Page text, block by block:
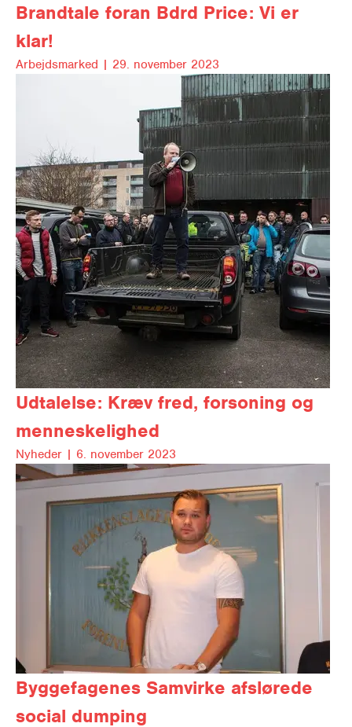
Brandtale foran Bdrd Price: Vi er
klar!
Arbejds­mar­ked | 29. november 2023
Udtalelse: Kræv fred, forsoning og
menneskelighed
Nyheder | 6. november 2023
Byggefagenes Samvirke afslørede
social dumping